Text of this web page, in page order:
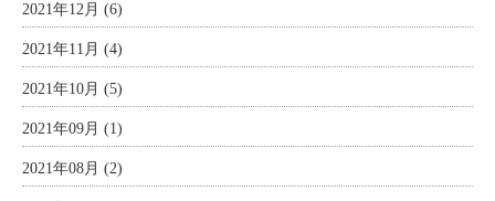
2021年12月 (6)
2021年11月 (4)
2021年10月 (5)
2021年09月 (1)
2021年08月 (2)